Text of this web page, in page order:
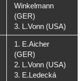
Winkelmann
(GER)
3. L.Vonn (USA)
1. E.Aicher
(GER)
2. L.Vonn (USA)
3. E.Ledecká